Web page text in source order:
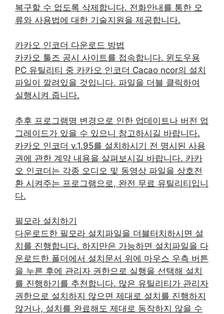
복구할 수 없도록 삭제합니다. 전화안내를 통한 오
류와 사용법에 대한 기술지원을 제공합니다.
카카오 인코더 다운로드 방법
카카오 툴즈 공시 사이트를 접속합니다. 윈도우용
PC 유틸리티 중 카카오 인코더 Cacao ncor의 설치
파일이 깔려있을 것입니다. 파일을 더블 클릭하여
실행시켜 줍니다.
추후 프로그램명 변경으로 인한 업데이트나 버전 업
그레이드가 있을 수 있으니 참고하시길 바랍니다.
카카오 인코더 v.1.95를 설치하시기 전 명시된 사용
권에 관한 계약 내용을 살펴보시길 바랍니다. 카카
오 인코더는 각종 오디오 및 동영상 파일을 상호전
환 시켜주는 프로그램으로, 완전 무료 유틸리티입니
다.
필모라 설치하기
다운로드한 필모라 설치파일을 더블터치하시면 설
치를 진행합니다. 하지만은 가능하면 설치파일을 다
운로드한 폴더에서 설치문서 위에 마우스 우측 버튼
을 누른 후에 관리자 권한으로 실행을 선택해 설치
를 진행하기를 추천합니다. 많은 유틸리티가 관리자
권한으로 설치하지 않으면 제대로 설치를 진행하지
않거나, 설치를 완료해도 제대로 동작하지 않을 수